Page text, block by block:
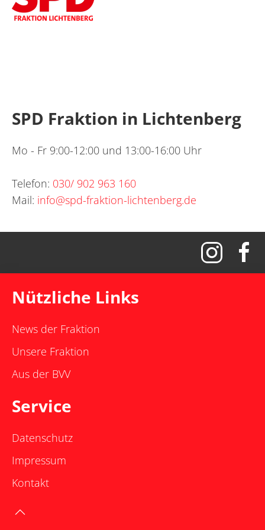
SPD Fraktion in Lichtenberg
Mo - Fr 9:00-12:00 und 13:00-16:00 Uhr
Telefon: 030/ 902 963 160
Mail: info@spd-fraktion-lichtenberg.de
Nützliche Links
News der Fraktion
Unsere Fraktion
Aus der BVV
Service
Datenschutz
Impressum
Kontakt